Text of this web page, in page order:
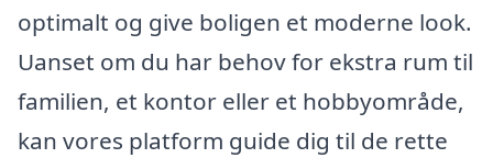
optimalt og give boligen et moderne look.
Uanset om du har behov for ekstra rum til
familien, et kontor eller et hobbyområde,
kan vores platform guide dig til de rette